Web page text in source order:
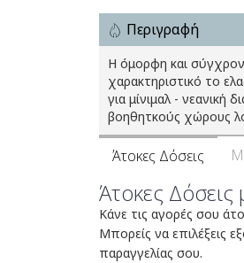
Περιγραφή
Η όμορφη και
χαρακτηριστικό το
για μίνιμαλ - νεανική
βοηθητκούς χώρους
Άτοκες Δόσεις
Άτοκες
Κάνε τις αγορές σου
Μπορείς να επιλέξεις
παραγγελίας σου.